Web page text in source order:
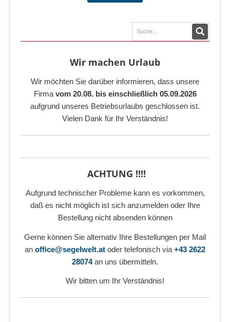
Wir machen Urlaub
Wir möchten Sie darüber informieren, dass unsere
Firma vom 20.08. bis einschließlich 05.09.2026
aufgrund unseres Betriebsurlaubs geschlossen ist.
Vielen Dank für Ihr Verständnis!
ACHTUNG !!!!
Aufgrund technischer Probleme kann es vorkommen,
daß es nicht möglich ist sich anzumelden oder Ihre
Bestellung nicht absenden können
Gerne können Sie alternativ Ihre Bestellungen per Mail
an office@segelwelt.at oder telefonisch via +43 2622
28074an uns übermitteln.
Wir bitten um Ihr Verständnis!